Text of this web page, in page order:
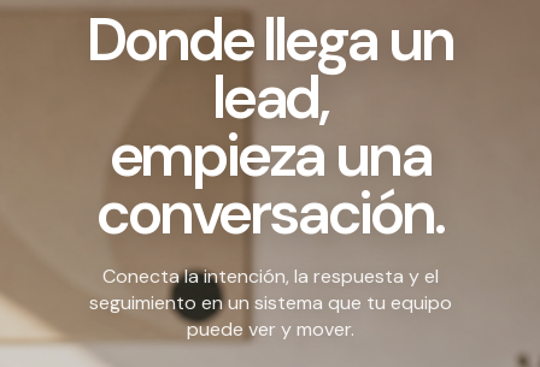
Donde llega un
lead,
empieza una
conversación.
Conecta la intención, la respuesta y el
seguimiento en un sistema que tu equipo
puede ver y mover.